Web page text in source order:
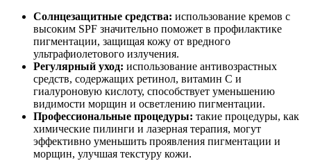
Солнцезащитные средства: использование кремов с
высоким SPF значительно поможет в профилактике
пигментации, защищая кожу от вредного
ультрафиолетового излучения.
Регулярный уход: использование антивозрастных
средств, содержащих ретинол, витамин C и
гиалуроновую кислоту, способствует уменьшению
видимости морщин и осветлению пигментации.
Профессиональные процедуры: такие процедуры, как
химические пилинги и лазерная терапия, могут
эффективно уменьшить проявления пигментации и
морщин, улучшая текстуру кожи.